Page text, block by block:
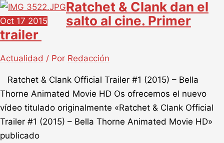
película,
tráiler
en
español
Oct 17 2015
Ratchet & Clank dan el
salto al cine. Primer
trailer
Actualidad / Por Redacción
Ratchet & Clank Official Trailer #1 (2015) – Bella
Thorne Animated Movie HD Os ofrecemos el nuevo
vídeo titulado originalmente «Ratchet & Clank Official
Trailer #1 (2015) – Bella Thorne Animated Movie HD»
publicado